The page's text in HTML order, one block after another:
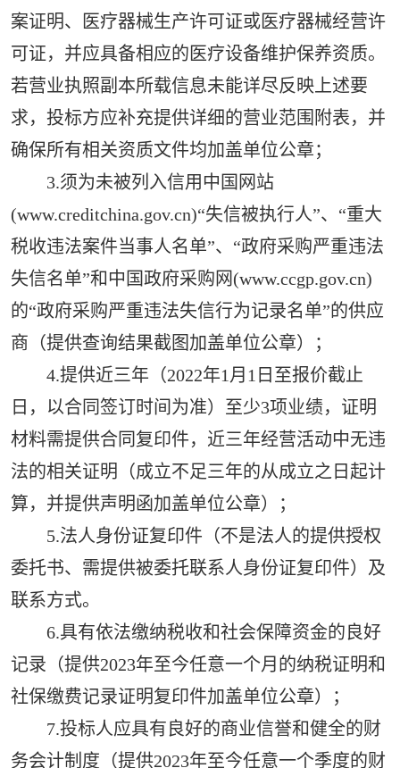
案证明、医疗器械生产许可证或医疗器械经营许
可证，并应具备相应的医疗设备维护保养资质。
若营业执照副本所载信息未能详尽反映上述要
求，投标方应补充提供详细的营业范围附表，并
确保所有相关资质文件均加盖单位公章；
3.须为未被列入信用中国网站
(www.creditchina.gov.cn)“失信被执行人”、“重大
税收违法案件当事人名单”、“政府采购严重违法
失信名单”和中国政府采购网(www.ccgp.gov.cn)
的“政府采购严重违法失信行为记录名单”的供应
商（提供查询结果截图加盖单位公章）；
4.提供近三年（2022年1月1日至报价截止
日，以合同签订时间为准）至少3项业绩，证明
材料需提供合同复印件，近三年经营活动中无违
法的相关证明（成立不足三年的从成立之日起计
算，并提供声明函加盖单位公章）；
5.法人身份证复印件（不是法人的提供授权
委托书、需提供被委托联系人身份证复印件）及
联系方式。
6.具有依法缴纳税收和社会保障资金的良好
记录（提供2023年至今任意一个月的纳税证明和
社保缴费记录证明复印件加盖单位公章）；
7.投标人应具有良好的商业信誉和健全的财
务会计制度（提供2023年至今任意一个季度的财